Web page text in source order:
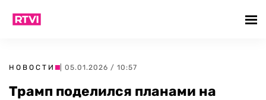
НОВОСТИ | 05.01.2026 / 10:57
Трамп поделился планами на